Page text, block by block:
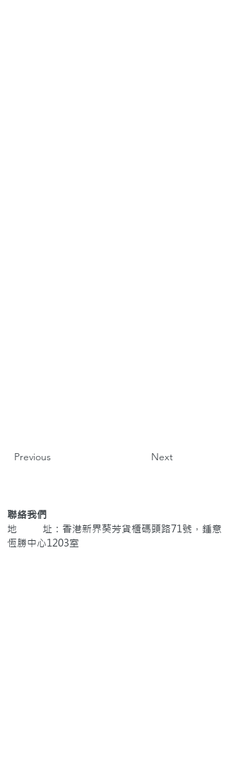
Previous Next
聯絡我們
地 址：香港新界葵芳貨櫃碼頭路71號，鍾意
恆勝中心1203室